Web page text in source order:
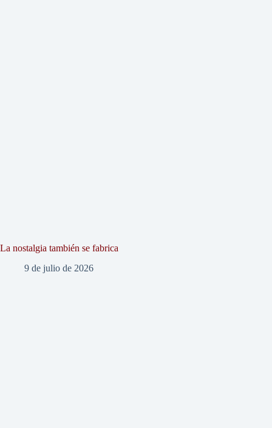
La nostalgia también se fabrica
9 de julio de 2026